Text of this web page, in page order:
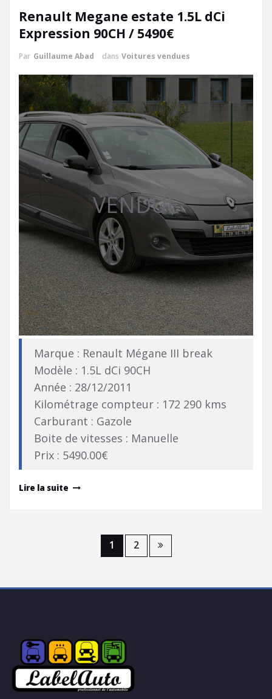
Renault Megane estate 1.5L dCi
Expression 90CH / 5490€
Par Guillaume Abad dans Voitures vendues
VENDUE
Marque : Renault Mégane III break
Modèle : 1.5L dCi 90CH
Année : 28/12/2011
Kilométrage compteur : 172 290 kms
Carburant : Gazole
Boite de vitesses : Manuelle
Prix : 5490.00€
Lire la suite
1 2